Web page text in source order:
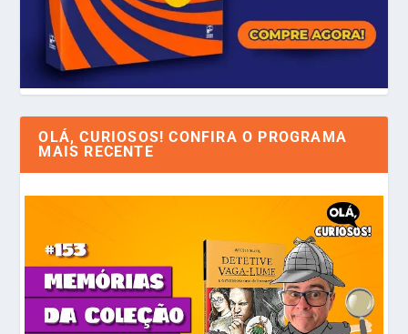
OLÁ, CURIOSOS! CONFIRA O PROGRAMA
MAIS RECENTE